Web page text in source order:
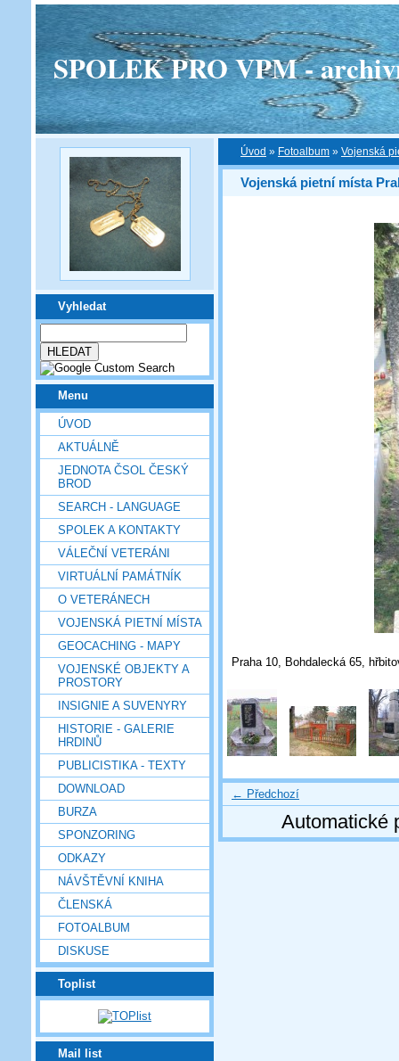
SPOLEK PRO VPM -
Vyhledat
Menu
ÚVOD
AKTUÁLNĚ
JEDNOTA ČSOL ČESKÝ
BROD
SEARCH - LANGUAGE
SPOLEK A KONTAKTY
VÁLEČNÍ VETERÁNI
VIRTUÁLNÍ PAMÁTNÍK
O VETERÁNECH
VOJENSKÁ PIETNÍ MÍSTA
GEOCACHING - MAPY
VOJENSKÉ OBJEKTY A
PROSTORY
INSIGNIE A SUVENYRY
HISTORIE - GALERIE
HRDINŮ
PUBLICISTIKA - TEXTY
DOWNLOAD
BURZA
SPONZORING
ODKAZY
NÁVŠTĚVNÍ KNIHA
ČLENSKÁ
FOTOALBUM
DISKUSE
Toplist
Mail list
Úvod » Fotoalbum » Vojenská
Vojenská pietní místa
Praha 10, Bohdalecká 65,
← Předchozí
Automatické